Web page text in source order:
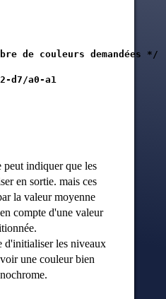
de couleurs demandées */
d7/a0-a1
peut indiquer que les
en sortie. mais ces
la valeur moyenne
compte d'une valeur
d'initialiser les niveaux
une couleur bien